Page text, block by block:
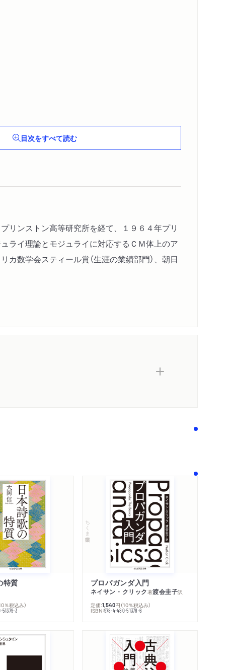
目次をすべて読む
リンストン高等研究所を経て、１９６４年プリ
ライ理論とモジュライに対応するＣＭ体上のア
数学会スティール賞（生涯の業績部門）、朝日
特質
％税込み）
3
ちくま学芸文庫
プロパガンダ入門
ネイサン・クリック著渡会圭子訳
定価:1,540円 （10％税込み）
ISBN:978-4-480-51378-6